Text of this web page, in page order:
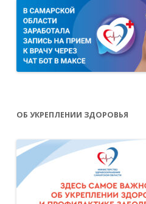
ОБ УКРЕПЛЕНИИ ЗДОРОВЬЯ